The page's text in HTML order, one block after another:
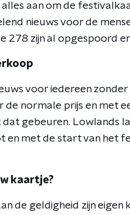
aan om de
nieuws voor de
278 zijn al opgespoord
voor iedereen
de normale prijs en met
dat gebeuren. Lowlands
met de start van het
kaartje?
de geldigheid zijn eigen